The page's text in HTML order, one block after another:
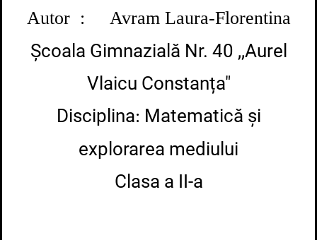
Autor : Avram Laura-Florentina
Școala Gimnazială Nr. 40 ,,Aurel
Vlaicu Constanța"
Disciplina: Matematică și
explorarea mediului
Clasa a II-a